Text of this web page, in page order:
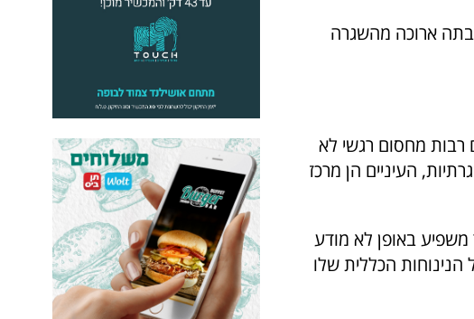
ארוכה מהשגרה
רבות מחסום רגשי לא
העיניים הן מרכז
באופן לא מודע
הכללית שלו